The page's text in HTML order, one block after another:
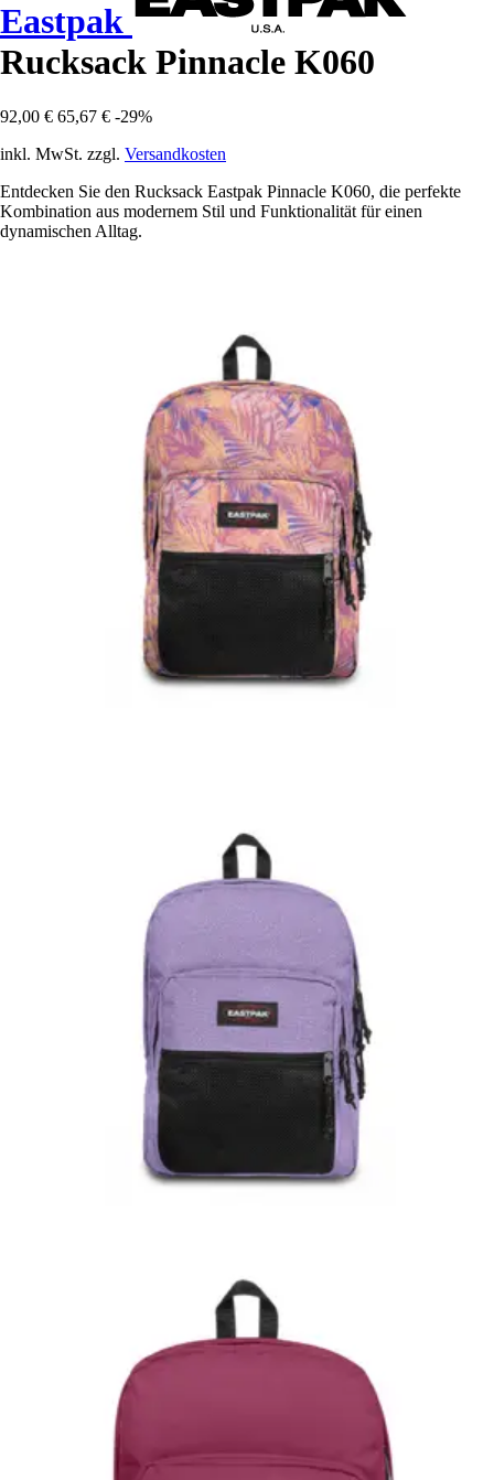
Eastpak
Rucksack Pinnacle K060
92,00 € 65,67 € -29%
inkl. MwSt. zzgl. Versandkosten
Entdecken Sie den Rucksack Eastpak Pinnacle K060, die perfekte
Kombination aus modernem Stil und Funktionalität für einen
dynamischen Alltag.